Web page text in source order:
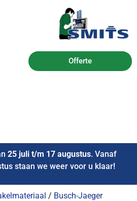
Offerte
25 juli t/m 17 augustus. Vanaf
staan we weer voor u klaar!
/ Busch-Jaeger